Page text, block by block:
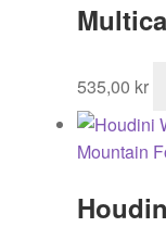
535,00 kr